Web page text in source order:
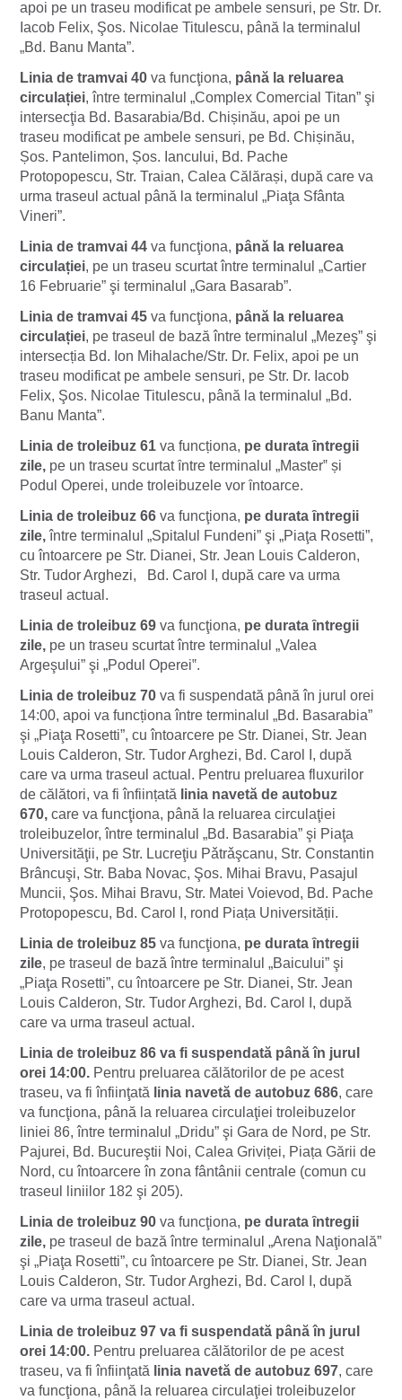
apoi pe un traseu modificat pe ambele sensuri, pe Str. Dr.
Iacob Felix, Şos. Nicolae Titulescu, până la terminalul
„Bd. Banu Manta”.
Linia de tramvai 40 va funcţiona, până la reluarea
circulației, între terminalul „Complex Comercial Titan” şi
intersecţia Bd. Basarabia/Bd. Chișinău, apoi pe un
traseu modificat pe ambele sensuri, pe Bd. Chișinău,
Șos. Pantelimon, Șos. Iancului, Bd. Pache
Protopopescu, Str. Traian, Calea Călărași, după care va
urma traseul actual până la terminalul „Piaţa Sfânta
Vineri”.
Linia de tramvai 44 va funcţiona, până la reluarea
circulației, pe un traseu scurtat între terminalul „Cartier
16 Februarie” şi terminalul „Gara Basarab”.
Linia de tramvai 45 va funcţiona, până la reluarea
circulației, pe traseul de bază între terminalul „Mezeş” şi
intersecția Bd. Ion Mihalache/Str. Dr. Felix, apoi pe un
traseu modificat pe ambele sensuri, pe Str. Dr. Iacob
Felix, Şos. Nicolae Titulescu, până la terminalul „Bd.
Banu Manta”.
Linia de troleibuz 61 va funcționa, pe durata ȋntregii
zile, pe un traseu scurtat ȋntre terminalul „Master‟ și
Podul Operei, unde troleibuzele vor ȋntoarce.
Linia de troleibuz 66 va funcţiona, pe durata ȋntregii
zile,între terminalul „Spitalul Fundeni” şi „Piaţa Rosetti”,
cu întoarcere pe Str. Dianei, Str. Jean Louis Calderon,
Str. Tudor Arghezi, Bd. Carol I, după care va urma
traseul actual.
Linia de troleibuz 69 va funcţiona, pe durata ȋntregii
zile, pe un traseu scurtat între terminalul „Valea
Argeşului” şi „Podul Operei‟.
Linia de troleibuz 70 va fi suspendată până în jurul orei
14:00, apoi va funcționa între terminalul „Bd. Basarabia”
şi „Piaţa Rosetti”, cu întoarcere pe Str. Dianei, Str. Jean
Louis Calderon, Str. Tudor Arghezi, Bd. Carol I, după
care va urma traseul actual. Pentru preluarea fluxurilor
de călători, va fi înființată linia navetă de autobuz
670, care va funcţiona, până la reluarea circulaţiei
troleibuzelor, între terminalul „Bd. Basarabia” şi Piaţa
Universităţii, pe Str. Lucreţiu Pǎtrǎşcanu, Str. Constantin
Brâncuşi, Str. Baba Novac, Şos. Mihai Bravu, Pasajul
Muncii, Şos. Mihai Bravu, Str. Matei Voievod, Bd. Pache
Protopopescu, Bd. Carol I, rond Piața Universității.
Linia de troleibuz 85 va funcţiona, pe durata ȋntregii
zile, pe traseul de bază între terminalul „Baicului” şi
„Piaţa Rosetti”, cu întoarcere pe Str. Dianei, Str. Jean
Louis Calderon, Str. Tudor Arghezi, Bd. Carol I, după
care va urma traseul actual.
Linia de troleibuz 86 va fi suspendată până în jurul
orei 14:00. Pentru preluarea călătorilor de pe acest
traseu, va fi înfiinţată linia navetă de autobuz 686, care
va funcţiona, până la reluarea circulaţiei troleibuzelor
liniei 86, între terminalul „Dridu” şi Gara de Nord, pe Str.
Pajurei, Bd. Bucureştii Noi, Calea Griviței, Piața Gării de
Nord, cu întoarcere în zona fântânii centrale (comun cu
traseul liniilor 182 şi 205).
Linia de troleibuz 90 va funcţiona, pe durata ȋntregii
zile, pe traseul de bază între terminalul „Arena Naţională”
şi „Piaţa Rosetti”, cu întoarcere pe Str. Dianei, Str. Jean
Louis Calderon, Str. Tudor Arghezi, Bd. Carol I, după
care va urma traseul actual.
Linia de troleibuz 97 va fi suspendată până în jurul
orei 14:00. Pentru preluarea călătorilor de pe acest
traseu, va fi înfiinţată linia navetă de autobuz 697, care
va funcţiona, până la reluarea circulaţiei troleibuzelor